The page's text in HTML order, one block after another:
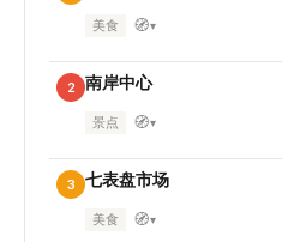
美食 🧭▾
2 南岸中心
景点 🧭▾
3 七表盘市场
美食 🧭▾